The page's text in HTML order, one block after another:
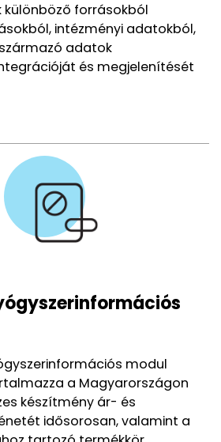
különböző forrásokból
intézményi adatokból,
adatok
és megjelenítését
modul
a Magyarországon
készítmény ár- és
idősorosan, valamint a